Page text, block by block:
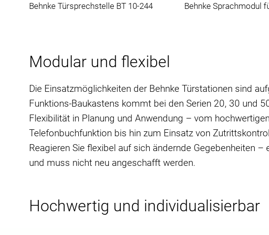
Behnke Türsprechstelle BT 10-244 Behnke Sprachmodul
Modular und flexibel
Die Einsatzmöglichkeiten der Behnke Türstationen sind
Funktions-Baukastens kommt bei den Serien 20, 30 und
Flexibilität in Planung und Anwendung – vom
Telefonbuchfunktion bis hin zum Einsatz von
Reagieren Sie flexibel auf sich ändernde Gegebenheiten
und muss nicht neu angeschafft werden.
Hochwertig und individualisierbar